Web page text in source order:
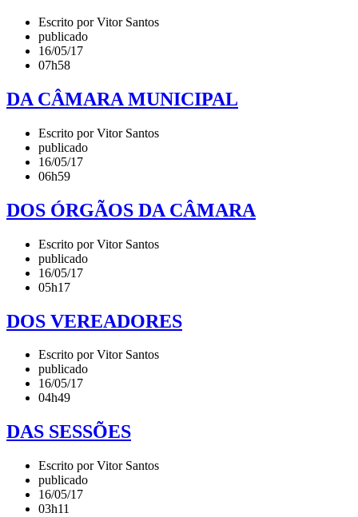
Escrito por Vitor Santos
publicado
16/05/17
07h58
DA CÂMARA MUNICIPAL
Escrito por Vitor Santos
publicado
16/05/17
06h59
DOS ÓRGÃOS DA CÂMARA
Escrito por Vitor Santos
publicado
16/05/17
05h17
DOS VEREADORES
Escrito por Vitor Santos
publicado
16/05/17
04h49
DAS SESSÕES
Escrito por Vitor Santos
publicado
16/05/17
03h11